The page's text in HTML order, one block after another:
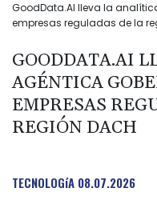
GoodData.AI lleva la
empresas reguladas de la
GOODDATA.AI
AGÉNTICA
EMPRESAS
REGIÓN DACH
TECNOLOGíA 08.07.2026